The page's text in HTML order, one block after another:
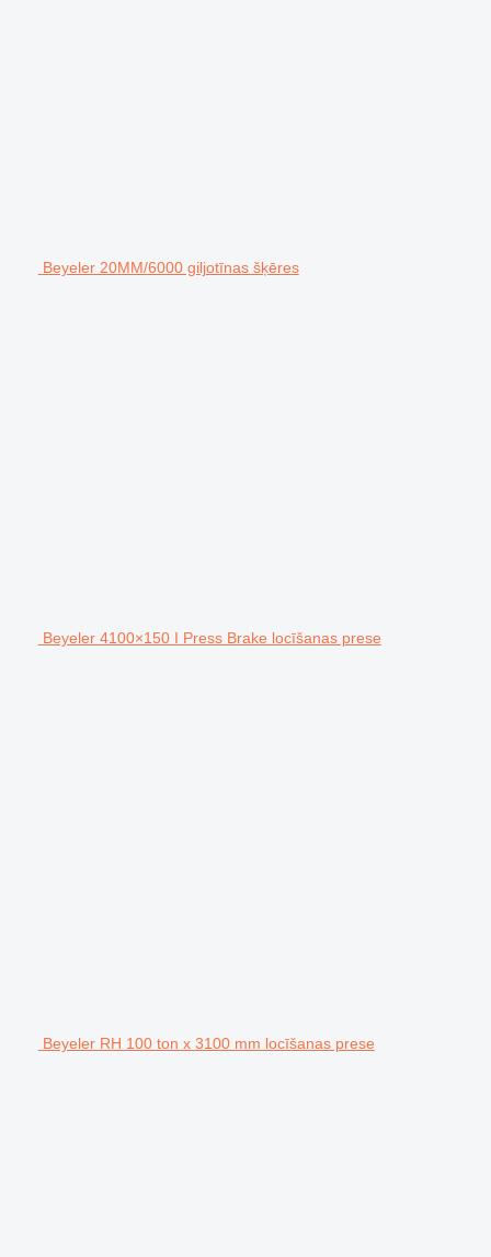
Beyeler 20MM/6000 giljotīnas šķēres
Beyeler 4100×150 I Press Brake locīšanas prese
Beyeler RH 100 ton x 3100 mm locīšanas prese